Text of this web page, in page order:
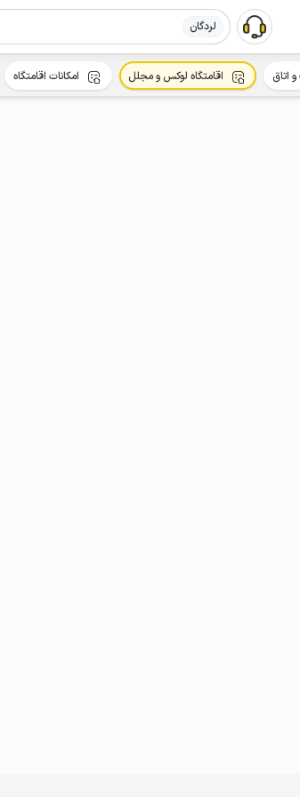
لردگان
اتاق اقامتگاه لوکس و مجلل امکانات اقامتگاه